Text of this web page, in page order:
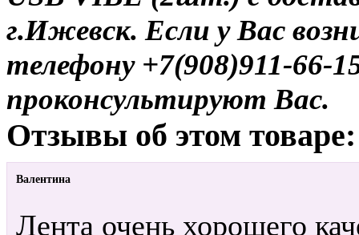
г.Ижевск. Если у Вас
телефону +7(908)911-
проконсультируют Вас.
Отзывы об этом товаре:
Валентина
Лента очень хорошего